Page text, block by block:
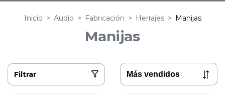
Inicio > Audio > Fabricación > Herrajes > Manijas
Manijas
Filtrar